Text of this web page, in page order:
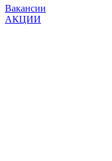
Вакансии
АКЦИИ